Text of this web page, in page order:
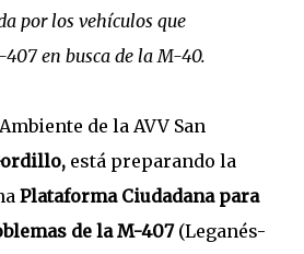
por los vehículos que
en busca de la M-40.
de la AVV San
está preparando la
Plataforma Ciudadana para
de la M-407 (Leganés-